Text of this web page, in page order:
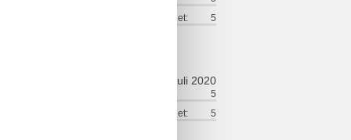
Tjenester på stedet:
5
juli 2020
5
Tjenester på stedet:
5